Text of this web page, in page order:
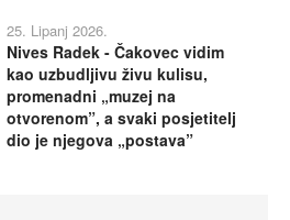
25. Lipanj 2026.
Nives Radek - Čakovec vidim
kao uzbudljivu živu kulisu,
promenadni „muzej na
otvorenom”, a svaki posjetitelj
dio je njegova „postava”